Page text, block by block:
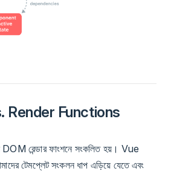
Render Functions
DOM রেন্ডার ফাংশনে সংকলিত হয়। Vue
টেমপ্লেট সংকলন ধাপ এড়িয়ে যেতে এবং